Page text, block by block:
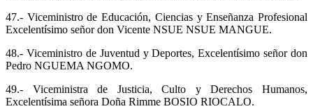
47.- Viceministro de Educación, Ciencias y Enseñanza Profesional
Excelentísimo señor don Vicente NSUE NSUE MANGUE.
48.- Viceministro de Juventud y Deportes, Excelentísimo señor don
Pedro NGUEMA NGOMO.
49.- Viceministra de Justicia, Culto y Derechos Humanos,
Excelentísima señora Doña Rimme BOSIO RIOCALO.